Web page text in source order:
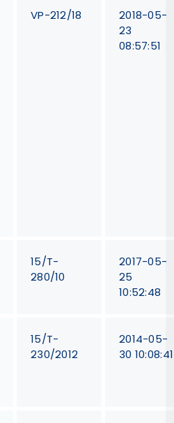
VP-212/18
2018-05-
23
08:57:51
15/T-
280/10
2017-05-
25
10:52:48
15/T-
230/2012
2014-05-
30 10:08:41